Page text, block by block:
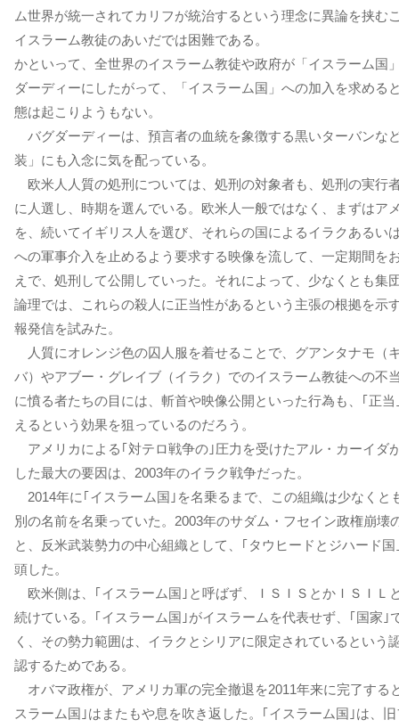
ム世界が統一されてカリフが統治するという理念に異論を挟む
イスラーム教徒のあいだでは困難である。
かといって、全世界のイスラーム教徒や政府が「イスラーム国
ダーディーにしたがって、「イスラーム国」への加入を求める
態は起こりようもない。
バグダーディーは、預言者の血統を象徴する黒いターバンな
装」にも入念に気を配っている。
欧米人人質の処刑については、処刑の対象者も、処刑の実行
に人選し、時期を選んでいる。欧米人一般ではなく、まずはア
を、続いてイギリス人を選び、それらの国によるイラクあるい
への軍事介入を止めるよう要求する映像を流して、一定期間を
えで、処刑して公開していった。それによって、少なくとも集
論理では、これらの殺人に正当性があるという主張の根拠を示
報発信を試みた。
人質にオレンジ色の囚人服を着せることで、グアンタナモ（
バ）やアブー・グレイブ（イラク）でのイスラーム教徒への不
に憤る者たちの目には、斬首や映像公開といった行為も、｢正当
えるという効果を狙っているのだろう。
アメリカによる｢対テロ戦争の｣圧力を受けたアル・カーイダ
した最大の要因は、2003年のイラク戦争だった。
2014年に｢イスラーム国｣を名乗るまで、この組織は少なくと
別の名前を名乗っていた。2003年のサダム・フセイン政権崩壊
と、反米武装勢力の中心組織として、｢タウヒードとジハード国
頭した。
欧米側は、｢イスラーム国｣と呼ばず、ＩＳＩＳとかＩＳＩＬ
続けている。｢イスラーム国｣がイスラームを代表せず、｢国家｣
く、その勢力範囲は、イラクとシリアに限定されているという
認するためである。
オバマ政権が、アメリカ軍の完全撤退を2011年来に完了する
スラーム国｣はまたもや息を吹き返した。｢イスラーム国｣は、